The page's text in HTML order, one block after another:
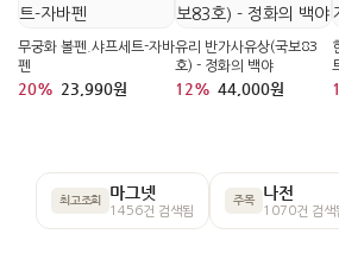
무궁화 볼펜.샤프세트-자바
펜
20% 23,990원
유리 반가사유상(국보83
호) - 정화의 백야
12% 44,000원
최고조회 마그넷
1456건 검색됨
주목 나전
1070건 검색